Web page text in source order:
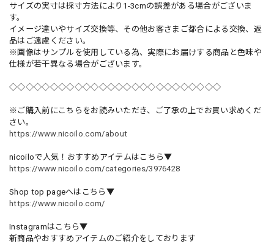
サイズの実寸は採寸方法により1-3cmの誤差がある場合がございま
す。
イメージ違いやサイズ交換等、その他お客さまご都合による交換、返
品はご遠慮ください。
※画像はサンプルを使用している為、実際にお届けする商品と色味や
仕様が若干異なる場合がございます。
◇◇◇◇◇◇◇◇◇◇◇◇◇◇◇◇◇◇◇◇◇◇◇◇◇◇
※ご購入前にこちらをお読みいただき、ご了承の上でお買い求めくだ
さい。
https://www.nicoilo.com/about
nicoiloで人気！おすすめアイテムはこちら▼
https://www.nicoilo.com/categories/3976428
Shop top pageへはこちら▼
https://www.nicoilo.com/
Instagramはこちら▼
新商品やおすすめアイテムのご紹介をしております